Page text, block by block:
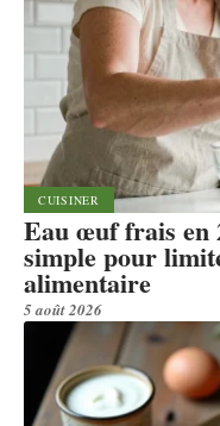
CUISINER
Eau œuf frais en
simple pour
alimentaire
5 août 2026